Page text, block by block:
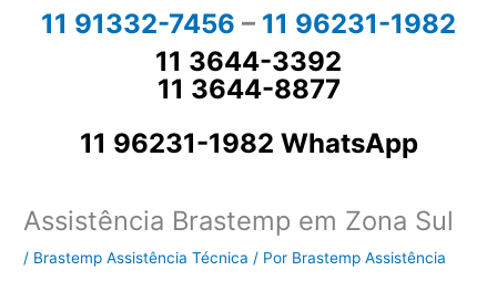
11 91332-7456 – 11 96231-1982
11 3644-3392
11 3644-8877
11 96231-1982 WhatsApp
Assistência Brastemp em Zona Sul
/ Brastemp Assistência Técnica / Por Brastemp Assistência